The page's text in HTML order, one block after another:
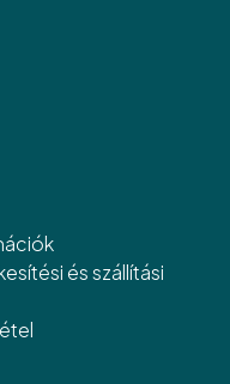
és szállítási